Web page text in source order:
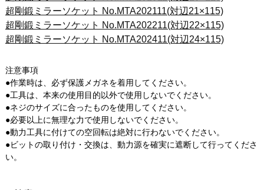
超剛鍛ミラーソケット No.MTA202111(対辺21×115)
超剛鍛ミラーソケット No.MTA202211(対辺22×115)
超剛鍛ミラーソケット No.MTA202411(対辺24×115)
注意事項
●作業時は、必ず保護メガネを着用してください。
●工具は、本来の使用目的以外で使用しないでください。
●ネジのサイズに合ったものを使用してください。
●必要以上に無理な力で使用しないでください。
●動力工具に付けての空回転は絶対に行わないでください。
●ビットの取り付け・交換は、動力源を確実に遮断して行ってくださ
い。